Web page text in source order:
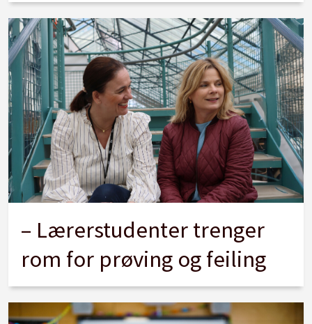
– Lærerstudenter trenger
rom for prøving og feiling